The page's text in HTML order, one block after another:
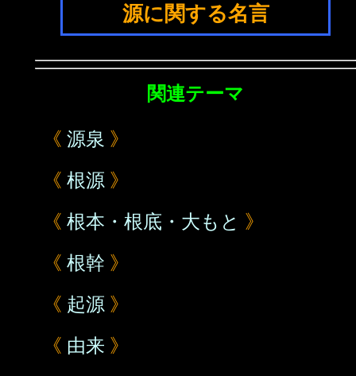
源に関する名言
関連テーマ
《 源泉 》
《 根源 》
《 根本・根底・大もと 》
《 根幹 》
《 起源 》
《 由来 》